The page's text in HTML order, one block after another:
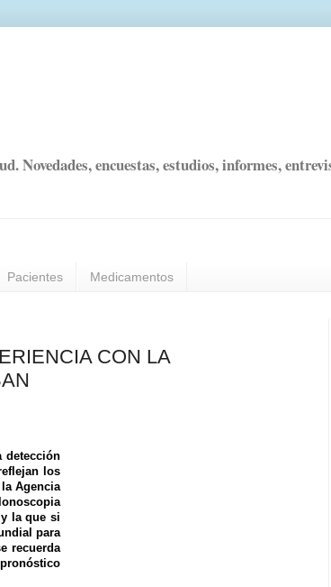
Novedades, encuestas, estudios, informes,
Pacientes Medicamentos
CON LA
detección
los
Agencia
la que si
para
recuerda